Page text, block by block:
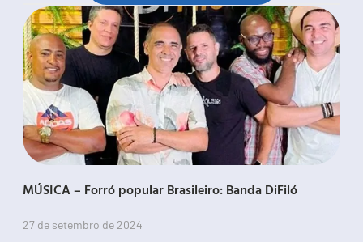
MÚSICA – Forró popular Brasileiro: Banda DiFiló
27 de setembro de 2024